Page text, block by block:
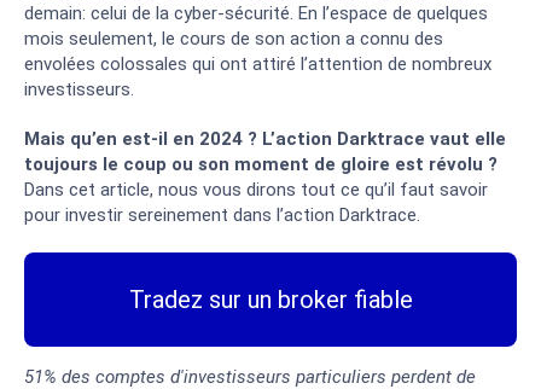
demain: celui de la cyber-sécurité. En l’espace de quelques
mois seulement, le cours de son action a connu des
envolées colossales qui ont attiré l’attention de nombreux
investisseurs.
Mais qu’en est-il en 2024 ? L’action Darktrace vaut elle
toujours le coup ou son moment de gloire est révolu ?
Dans cet article, nous vous dirons tout ce qu’il faut savoir
pour investir sereinement dans l’action Darktrace.
Tradez sur un broker fiable
51% des comptes d'investisseurs particuliers perdent de